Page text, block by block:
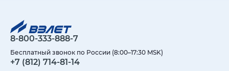
8-800-333-888-7
Бесплатный звонок по России (8:00–17:30 MSK)
+7 (812) 714-81-14